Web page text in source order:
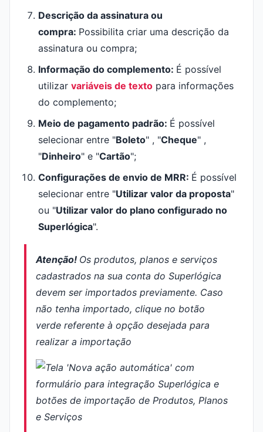
Descrição da assinatura ou
compra: Possibilita criar uma descrição da
assinatura ou compra;
Informação do complemento: É possível
utilizar variáveis de texto para informações
do complemento;
Meio de pagamento padrão: É possível
selecionar entre "Boleto" , "Cheque" ,
"Dinheiro" e "Cartão";
Configurações de envio de MRR: É possível
selecionar entre "Utilizar valor da proposta"
ou "Utilizar valor do plano configurado no
Superlógica".
Atenção! Os produtos, planos e serviços
cadastrados na sua conta do Superlógica
devem ser importados previamente. Caso
não tenha importado, clique no botão
verde referente à opção desejada para
realizar a importação